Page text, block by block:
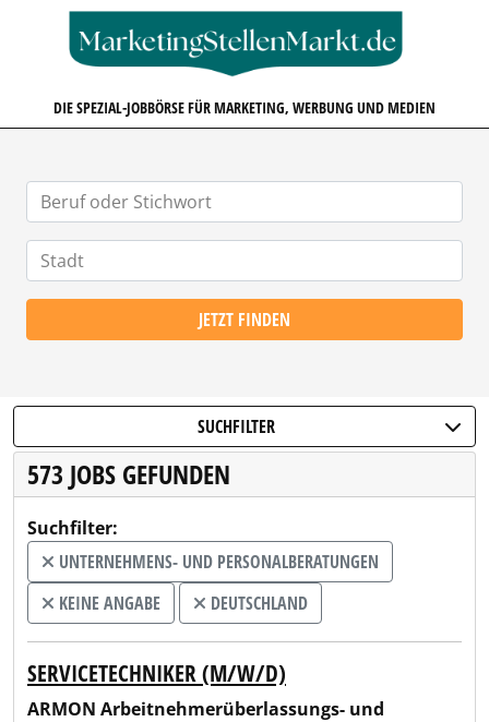
DIE SPEZIAL-JOBBÖRSE FÜR MARKETING, WERBUNG UND MEDIEN
JETZT FINDEN
SUCHFILTER
573 JOBS GEFUNDEN
Suchfilter:
UNTERNEHMENS- UND PERSONALBERATUNGEN
KEINE ANGABE
DEUTSCHLAND
SERVICETECHNIKER (M/W/D)
ARMON Arbeitnehmerüberlassungs- und